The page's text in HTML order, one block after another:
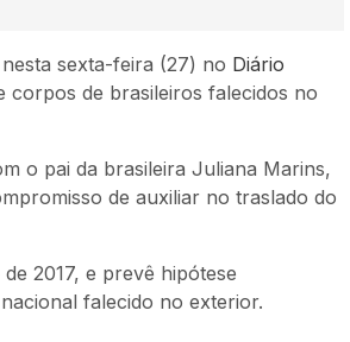
sexta-feira (27) no Diário
corpos de brasileiros falecidos no
o pai da brasileira Juliana Marins,
de auxiliar no traslado do
2017, e prevê hipótese
falecido no exterior.